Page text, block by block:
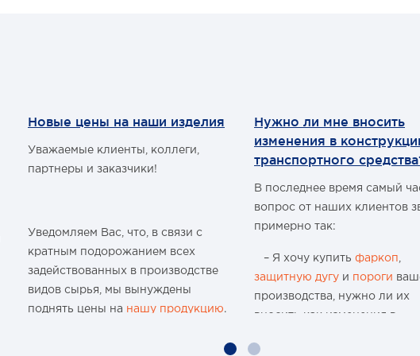
Новые цены на наши изделия
Уважаемые клиенты, коллеги,
партнеры и заказчики!
Уведомляем Вас, что, в связи с
кратным подорожанием всех
задействованных в производстве
видов сырья, мы вынуждены
поднять цены на нашу продукцию.
Нужно ли мне вносить
изменения в
транспортного
В последнее время самый
вопрос от наших клиентов
примерно так:
– Я хочу купить фаркоп
защитную дугу и пороги
производства, нужно ли их
вносить как изменения в
средства и что мне будет,